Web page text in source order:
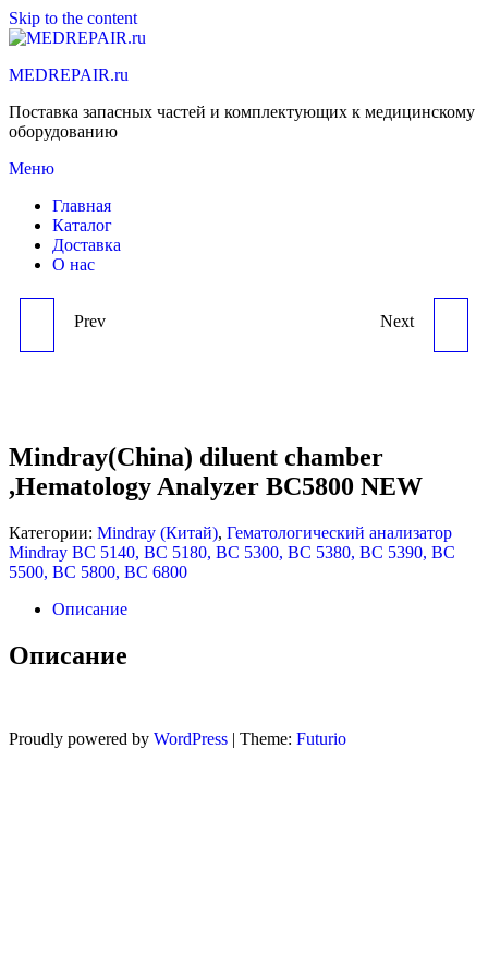
Skip to the content
MEDREPAIR.ru
Поставка запасных частей и комплектующих к медицинскому
оборудованию
Меню
Главная
Каталог
Доставка
О нас
MINDRAY(CHINA) AIR
BC5500,BC5800 NEW
Prev MINDRAY(CHINA)
ROTOR,HEMATOLOGY
ANALYZER BC5500 NEW
Next
Mindray(China) diluent chamber
,Hematology Analyzer BC5800 NEW
Категории: Mindray (Китай), Гематологический анализатор
Mindray BC 5140, BC 5180, BC 5300, BC 5380, BC 5390, BC
5500, BC 5800, BC 6800
Описание
Описание
Proudly powered by WordPress | Theme: Futurio